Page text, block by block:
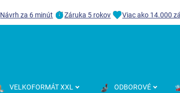
Návrh za 6 minút Záruka 5 rokov Viac ako 14.000
VELKOFORMÁT XXL ODBOROVÉ